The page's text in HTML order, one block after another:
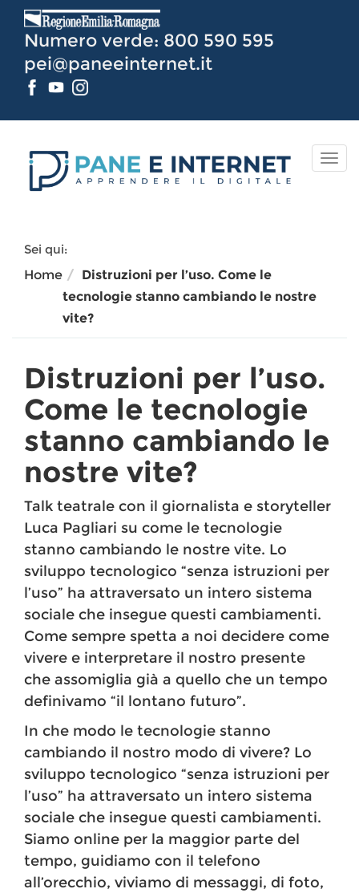
Contenuto
Numero verde: 800 590 595
pei@paneeinternet.it
Sei qui:
Home
Distruzioni per l’uso. Come le
tecnologie stanno cambiando le nostre
vite?
Distruzioni per l’uso.
Come le tecnologie
stanno cambiando le
nostre vite?
Talk teatrale con il giornalista e storyteller
Luca Pagliari su come le tecnologie
stanno cambiando le nostre vite. Lo
sviluppo tecnologico “senza istruzioni per
l’uso” ha attraversato un intero sistema
sociale che insegue questi cambiamenti.
Come sempre spetta a noi decidere come
vivere e interpretare il nostro presente
che assomiglia già a quello che un tempo
definivamo “il lontano futuro”.
In che modo le tecnologie stanno
cambiando il nostro modo di vivere? Lo
sviluppo tecnologico “senza istruzioni per
l’uso” ha attraversato un intero sistema
sociale che insegue questi cambiamenti.
Siamo online per la maggior parte del
tempo, guidiamo con il telefono
all’orecchio, viviamo di messaggi, di foto,